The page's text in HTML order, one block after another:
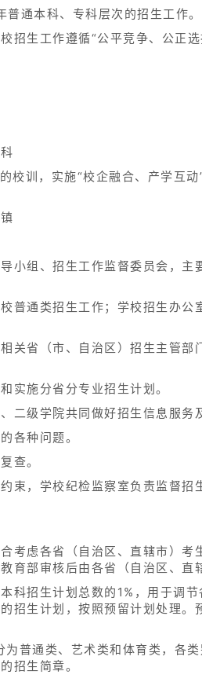
通本科、专科层次的招生工作。
招生工作遵循“公平竞争、公正
校训，实施“校企融合、产学互
小组、招生工作监督委员会，
普通类招生工作；学校招生办
关省（市、自治区）招生主管
实施分省分专业招生计划。
二级学院共同做好招生信息服务
各种问题。
查。
束，学校纪检监察室负责监督
考虑各省（自治区、直辖市）
育部审核后由各省（自治区、直
科招生计划总数的1%，用于调
招生计划，按照预留计划处理。
普通类、艺术类和体育类，各
招生简章。